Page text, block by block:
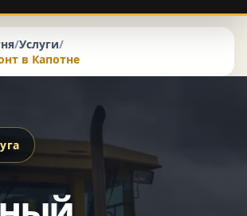
/Услуги/
в Капотне